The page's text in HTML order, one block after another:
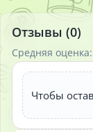
Отзывы (0)
Средняя
Чтобы